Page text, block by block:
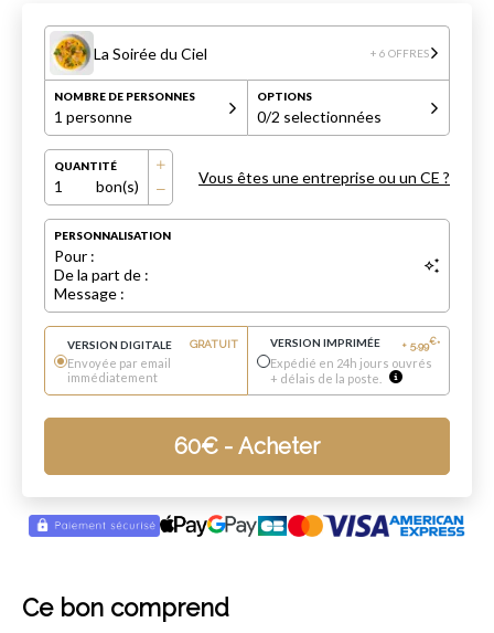
La Soirée du Ciel + 6 OFFRES
NOMBRE DE PERSONNES
1 personne
OPTIONS
0/2 selectionnées
QUANTITÉ
1 bon(s) Vous êtes une entreprise ou un CE ?
PERSONNALISATION
Pour :
De la part de :
Message :
VERSION DIGITALE GRATUIT
Envoyée par email
immédiatement
VERSION IMPRIMÉE + 5.99€*
Expédié en 24h jours ouvrés
+ délais de la poste.
60€ - Acheter
Ce bon comprend